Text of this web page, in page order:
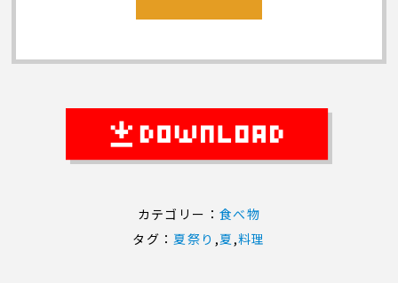
カテゴリー：食べ物
タグ： 夏祭り ,夏 ,料理